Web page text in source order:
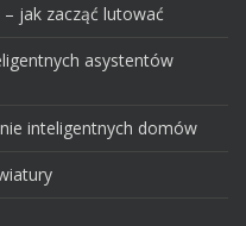
jak zacząć lutować
asystentów
inteligentnych domów